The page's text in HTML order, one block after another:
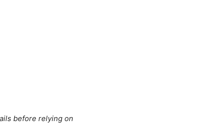
before relying on